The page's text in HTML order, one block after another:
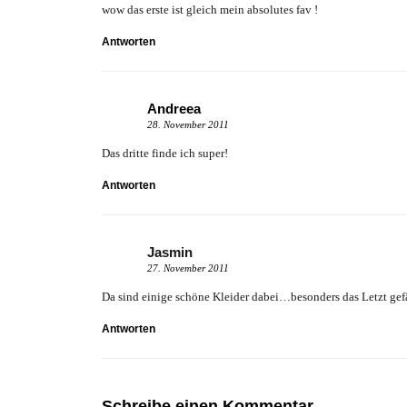
wow das erste ist gleich mein absolutes fav !
Antworten
Andreea
28. November 2011
Das dritte finde ich super!
Antworten
Jasmin
27. November 2011
Da sind einige schöne Kleider dabei…besonders das Letzt
Antworten